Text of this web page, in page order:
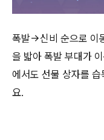
폭발→신비 순으로 이
을 밟아 폭발 부대가
에서도 선물 상자를
요.